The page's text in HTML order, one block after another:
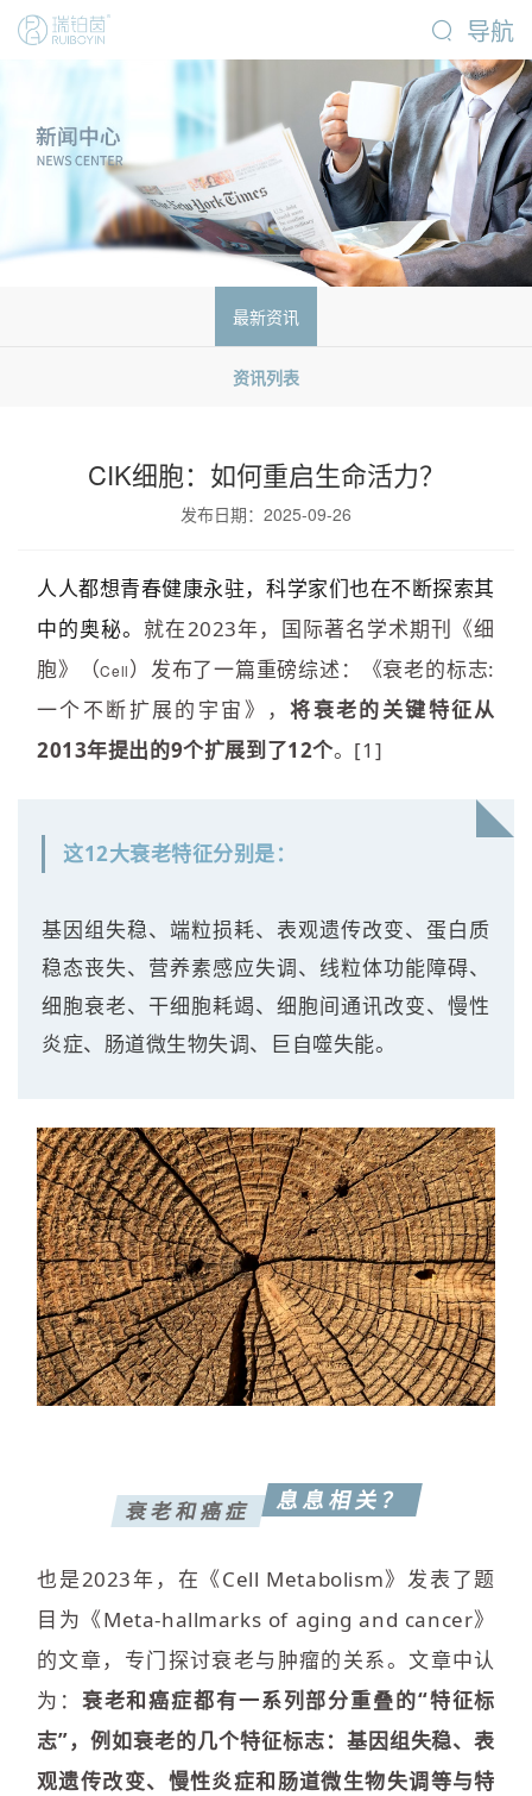
导航
最新资讯
资讯列表
CIK细胞：如何重启生命活力？
发布日期：2025-09-26
人人都想青春健康永驻，科学家们也在不断探索其
中的奥秘。 就在2023年，国际著名学术期刊《细
胞》（Cell）发布了一篇重磅综述： 《衰老的标志:
一个不断扩展的宇宙》
，将衰老的关键特征从
2013年提出的9个扩展到了12个。 [1]
这12大衰老特征分别是：
基因组失稳、端粒损耗、表观遗传改变、蛋白质
稳态丧失、营养素感应失调、线粒体功能障碍、
细胞衰老、干细胞耗竭、细胞间通讯改变、慢性
炎症、肠道微生物失调、巨自噬失能。
衰老和癌症 息息相关？
也是2023年，在《Cell Metabolism》发表了题
目为《Meta-hallmarks of aging and cancer》
的文章，专门探讨衰老与肿瘤的关系。文章中认
为： 衰老和癌症都有一系列部分重叠的“特征标
志”，例如衰老的几个特征标志：基因组失稳、表
观遗传改变、慢性炎症和肠道微生物失调等与特